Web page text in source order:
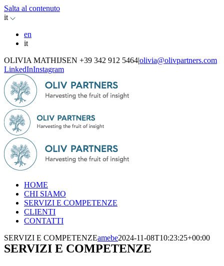
Salta al contenuto
it
en
it
OLIVIA MATHIJSEN +39 342 912 5464|olivia@olivpartners.com
LinkedInInstagram
HOME
CHI SIAMO
SERVIZI E COMPETENZE
CLIENTI
CONTATTI
SERVIZI E COMPETENZEamebe2024-11-08T10:23:25+00:00
SERVIZI E COMPETENZE